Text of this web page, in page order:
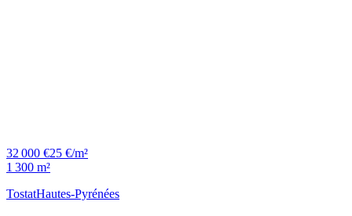
32 000 €25 €/m²
1 300 m²
TostatHautes-Pyrénées